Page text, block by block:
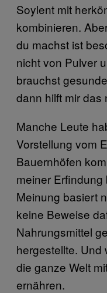
Soylent mit
kombinieren.
du machst ist
nicht von Pulver
brauchst
dann hilft mir das
Manche Leute
Vorstellung vom
Bauernhöfen
meiner Erfindung
Meinung basiert
keine Beweise
Nahrungsmittel
hergestellte. Und
die ganze Welt
ernähren.